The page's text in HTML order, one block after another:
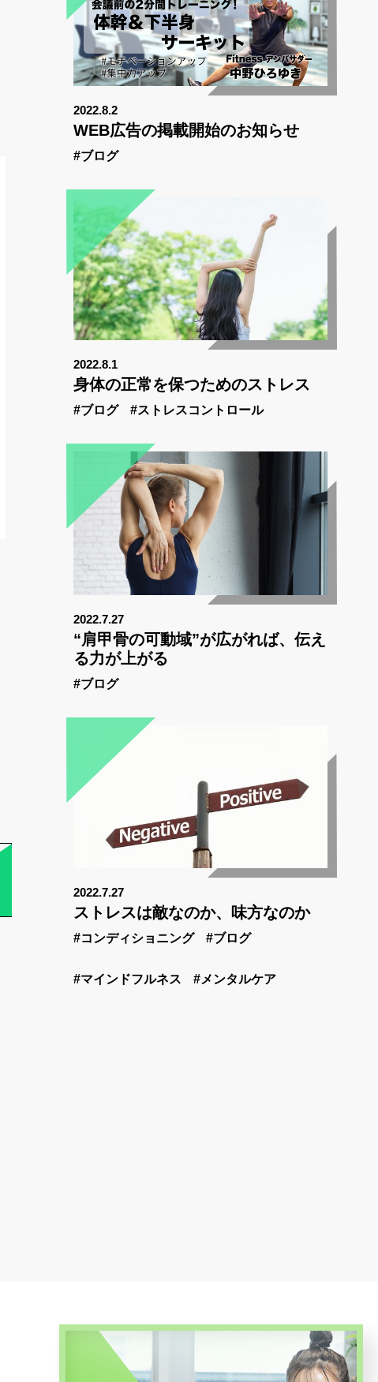
2022.8.2
WEB広告の掲載開始のお知らせ
#ブログ
2022.8.1
身体の正常を保つためのストレス
#ブログ #ストレスコントロール
2022.7.27
“肩甲骨の可動域”が広がれば、伝え
る力が上がる
#ブログ
2022.7.27
ストレスは敵なのか、味方なのか
#コンディショニング #ブログ
#マインドフルネス #メンタルケア